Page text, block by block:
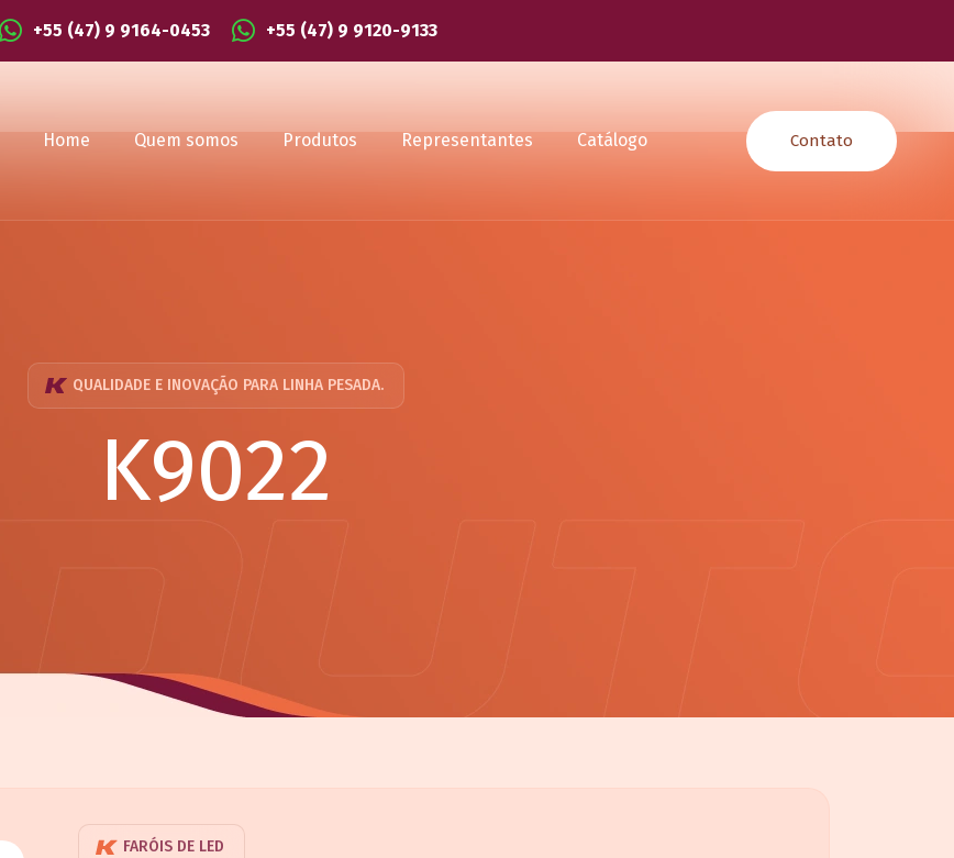
+55 (47) 9 9164-0453 +55 (47) 9 9120-9133
Home Quem somos Produtos Representantes Catálogo Contato
QUALIDADE E INOVAÇÃO PARA LINHA PESADA.
K9022
FARÓIS DE LED